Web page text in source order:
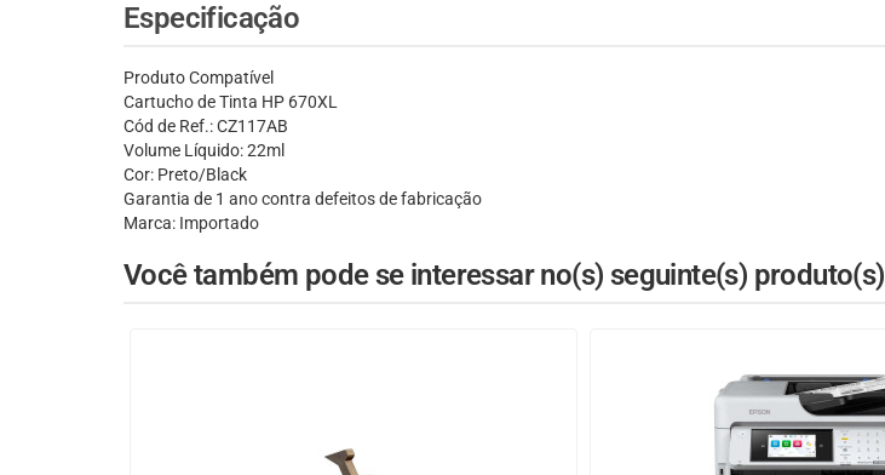
Especificação
Produto Compatível
Cartucho de Tinta HP 670XL
Cód de Ref.: CZ117AB
Volume Líquido: 22ml
Cor: Preto/Black
Garantia de 1 ano contra defeitos de fabricação
Marca: Importado
Você também pode se interessar no(s) seguinte(s) produto(s)